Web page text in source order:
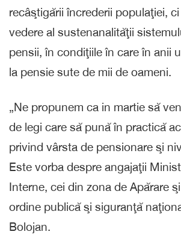
recâştigării încrederii populaţiei,
vedere al sustenanalităţii
pensii, în condiţiile în care în anii
la pensie sute de mii de oameni.
„Ne propunem ca in martie să
de legi care să pună în practică
privind vârsta de pensionare şi
Este vorba despre angajaţii
Interne, cei din zona de Apărare
ordine publică şi siguranţă
Bolojan.